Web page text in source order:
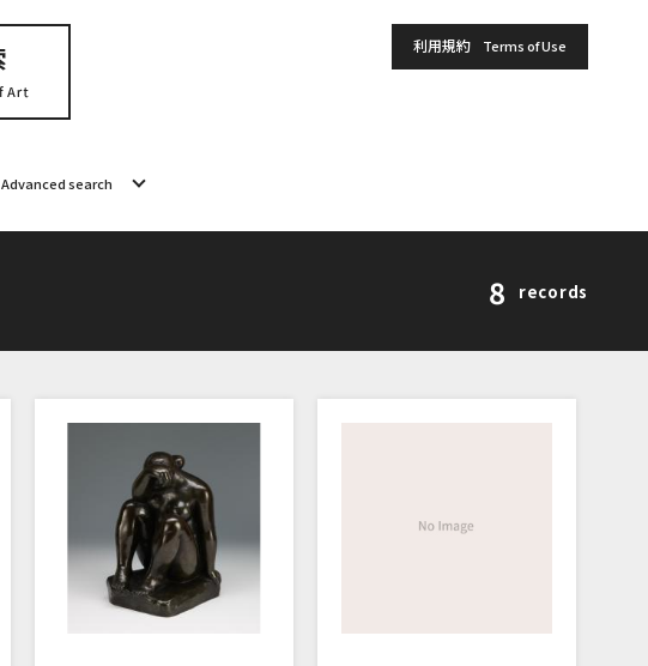
Advanced search
利用規約 Terms of Use
8 records